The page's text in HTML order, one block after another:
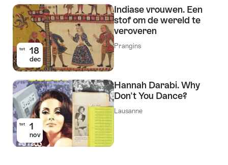
tot 18
dec
Indiase vrouwen. Een
stof om de wereld te
veroveren
Prangins
tot 1
nov
Hannah Darabi. Why
Don't You Dance?
Lausanne